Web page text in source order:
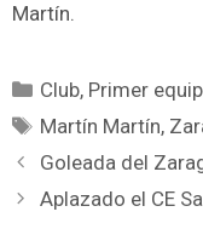
Martín.
Club, Primer
Martín Martín,
Goleada del
Aplazado el CE